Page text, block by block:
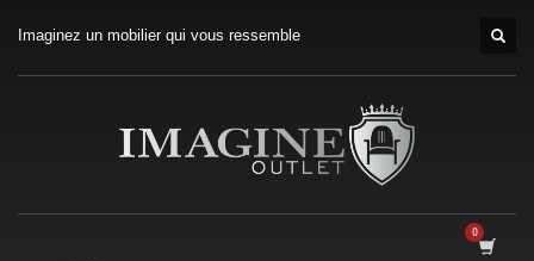
Imaginez un mobilier qui vous ressemble